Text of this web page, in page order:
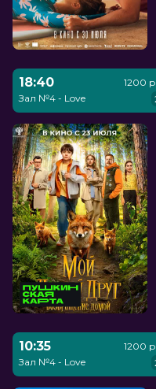
18:40
Зал №4 - Love
1200
10:35
Зал №4 - Love
1200